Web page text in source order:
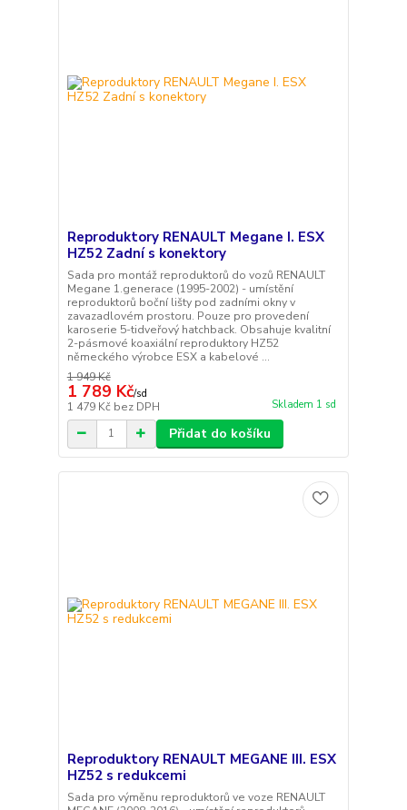
Reproduktory RENAULT Megane I. ESX
HZ52 Zadní s konektory
Sada pro montáž reproduktorů do vozů RENAULT
Megane 1.generace (1995-2002) - umístění
reproduktorů boční lišty pod zadními okny v
zavazadlovém prostoru. Pouze pro provedení
karoserie 5-tidveřový hatchback. Obsahuje kvalitní
2-pásmové koaxiální reproduktory HZ52
německého výrobce ESX a kabelové ...
1 949 Kč
1 789 Kč/sd
1 479 Kč bez DPH Skladem 1 sd
Přidat do košíku
Reproduktory RENAULT MEGANE III. ESX
HZ52 s redukcemi
Sada pro výměnu reproduktorů ve voze RENAULT